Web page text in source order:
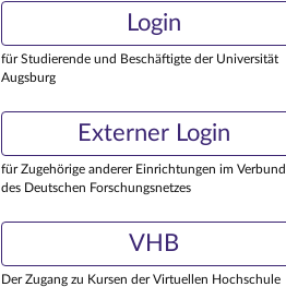
Login
für Studierende und Beschäftigte der Universität
Augsburg
Externer Login
für Zugehörige anderer Einrichtungen im Verbund
des Deutschen Forschungsnetzes
VHB
Der Zugang zu Kursen der Virtuellen Hochschule